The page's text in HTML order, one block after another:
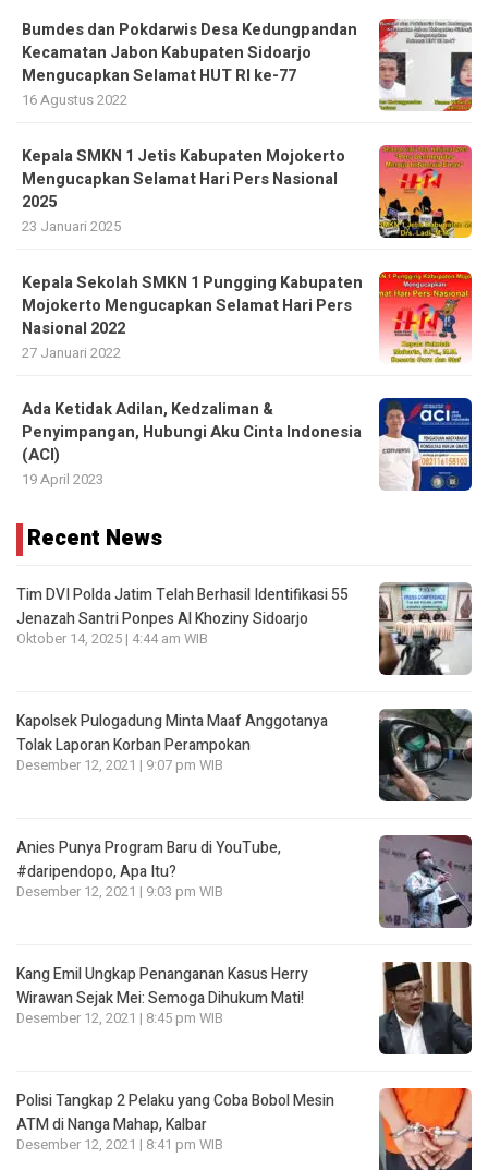
Bumdes dan Pokdarwis Desa Kedungpandan
Kecamatan Jabon Kabupaten Sidoarjo
Mengucapkan Selamat HUT RI ke-77
16 Agustus 2022
Kepala SMKN 1 Jetis Kabupaten Mojokerto
Mengucapkan Selamat Hari Pers Nasional
2025
23 Januari 2025
Kepala Sekolah SMKN 1 Pungging Kabupaten
Mojokerto Mengucapkan Selamat Hari Pers
Nasional 2022
27 Januari 2022
Ada Ketidak Adilan, Kedzaliman &
Penyimpangan, Hubungi Aku Cinta Indonesia
(ACI)
19 April 2023
Recent News
Tim DVI Polda Jatim Telah Berhasil Identifikasi 55
Jenazah Santri Ponpes Al Khoziny Sidoarjo
Oktober 14, 2025 | 4:44 am WIB
Kapolsek Pulogadung Minta Maaf Anggotanya
Tolak Laporan Korban Perampokan
Desember 12, 2021 | 9:07 pm WIB
Anies Punya Program Baru di YouTube,
#daripendopo, Apa Itu?
Desember 12, 2021 | 9:03 pm WIB
Kang Emil Ungkap Penanganan Kasus Herry
Wirawan Sejak Mei: Semoga Dihukum Mati!
Desember 12, 2021 | 8:45 pm WIB
Polisi Tangkap 2 Pelaku yang Coba Bobol Mesin
ATM di Nanga Mahap, Kalbar
Desember 12, 2021 | 8:41 pm WIB